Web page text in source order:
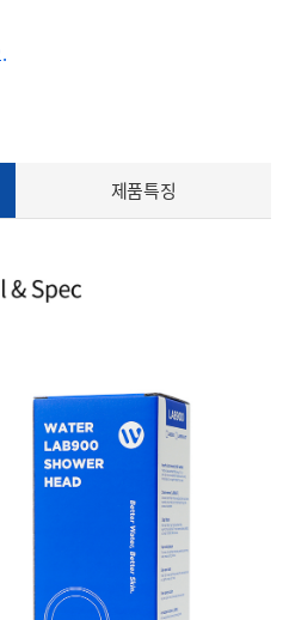
제품특징